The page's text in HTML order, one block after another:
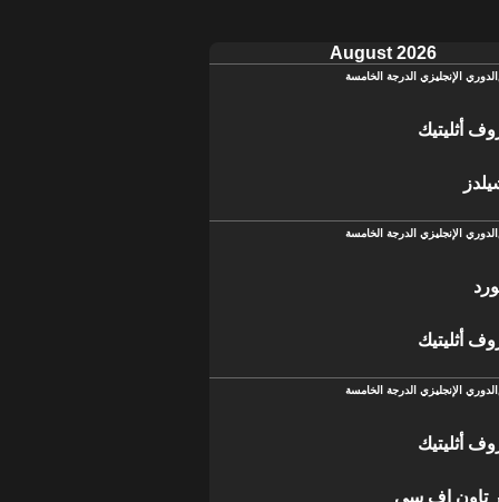
August 2026
الدوري الإنجليزي الدرجة الخامسة
أثليتيك
الدوري الإنجليزي الدرجة الخامسة
أثليتيك
الدوري الإنجليزي الدرجة الخامسة
أثليتيك
تاون إف سي